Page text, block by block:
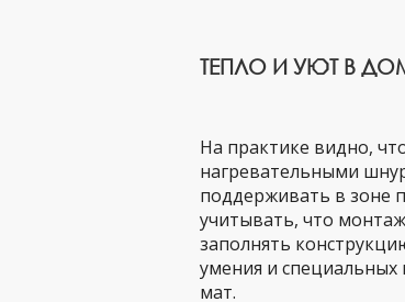
ТЕПЛО И УЮТ В
На практике видно,
нагревательными
поддерживать в зоне
учитывать, что
заполнять
умения и специальных
мат.